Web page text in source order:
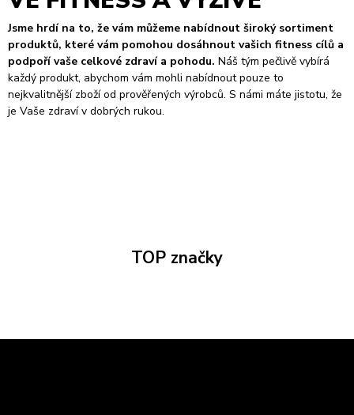
Jsme hrdí na to, že vám můžeme nabídnout široký sortiment
produktů, které vám pomohou dosáhnout vašich fitness cílů a
podpoří vaše celkové zdraví a pohodu. Náš tým pečlivě vybírá
každý produkt, abychom vám mohli nabídnout pouze to
nejkvalitnější zboží od prověřených výrobců. S námi máte jistotu, že
je Vaše zdraví v dobrých rukou.
TOP značky